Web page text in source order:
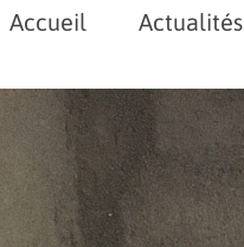
Accueil Actualités